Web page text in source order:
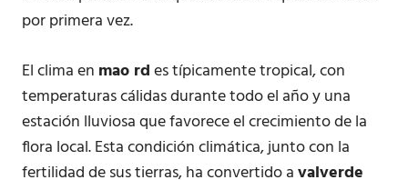
por primera vez.
El clima en mao rdes típicamente tropical, con
temperaturas cálidas durante todo el año y una
estación lluviosa que favorece el crecimiento de la
flora local. Esta condición climática, junto con la
fertilidad de sus tierras, ha convertido avalverde